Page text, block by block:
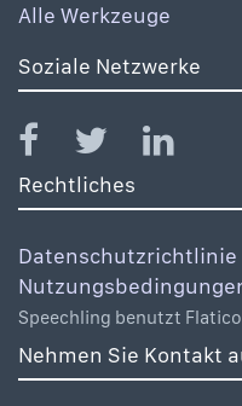
Alle Werkzeuge
Soziale Netzwerke
Rechtliches
Datenschutzrichtlinie
Speechling benutzt
Nehmen Sie Kontakt